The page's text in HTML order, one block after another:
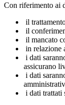
Con riferimento ai
il
il
il mancato
in relazione
i dati
assicurano
i dati
i dati trattati